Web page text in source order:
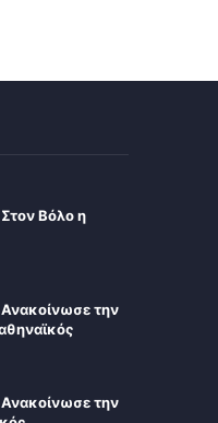
Βόλο η
την
την